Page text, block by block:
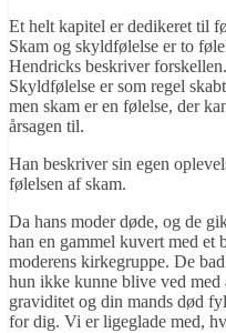
Et helt kapitel er dedikeret til
Skam og skyldfølelse er to
Hendricks beskriver forskellen.
Skyldfølelse er som regel
men skam er en følelse, der
årsagen til.
Han beskriver sin egen
følelsen af skam.
Da hans moder døde, og de
han en gammel kuvert med et
moderens kirkegruppe. De
hun ikke kunne blive ved med
graviditet og din mands død
for dig. Vi er ligeglade med,